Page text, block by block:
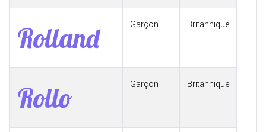
Rolland Garçon Britannique
Rollo Garçon Britannique